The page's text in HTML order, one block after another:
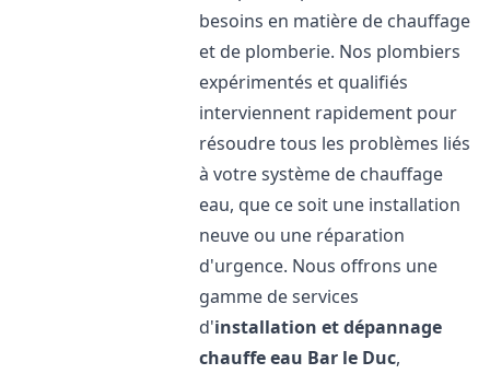
besoins en matière de chauffage
et de plomberie. Nos plombiers
expérimentés et qualifiés
interviennent rapidement pour
résoudre tous les problèmes liés
à votre système de chauffage
eau, que ce soit une installation
neuve ou une réparation
d'urgence. Nous offrons une
gamme de services
d'installation et dépannage
chauffe eau Bar le Duc,